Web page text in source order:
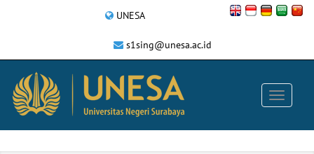
UNESA
s1sing@unesa.ac.id